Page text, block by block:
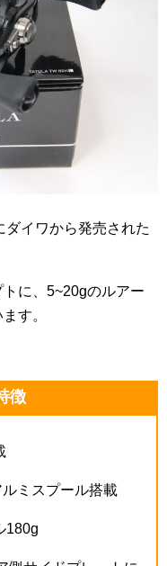
ダイワから発売された
トに、5~20gのルアー
す。
徴
ミスプール搭載
180g